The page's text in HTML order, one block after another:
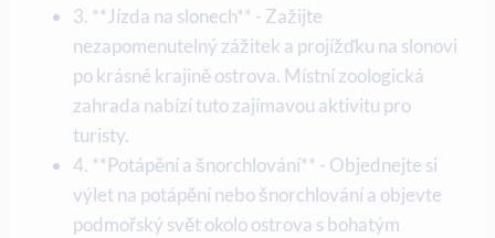
3. **Jízda‌ na slonech** ​- Zažijte
nezapomenutelný‌ zážitek a projížďku⁣ na​ slonovi
po krásné‍ krajině ostrova. Místní zoologická⁢
zahrada nabízí‍ tuto ‍zajímavou ⁤aktivitu pro‍
turisty.
4. **Potápění a šnorchlování** -​ Objednejte si
výlet na potápění nebo ​šnorchlování a objevte
podmořský svět okolo ​ostrova s​ bohatým